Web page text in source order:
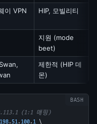
이 VPN HIP, 모빌리티
지원 (mode
beet)
제한적 (HIP 데
몬)
(1:1 매핑)
198.51. 100. 1 \